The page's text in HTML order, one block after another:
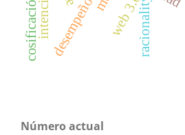
racionality
web 3.0
Número actual